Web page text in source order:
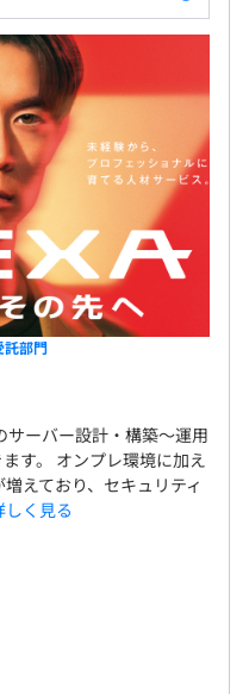
部門
ーバー設計・構築～運用
す。 オンプレ環境に加え
えており、セキュリティ
しく見る